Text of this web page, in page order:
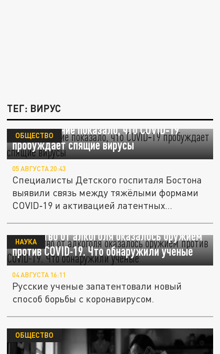
ТЕГ: ВИРУС
Исследование показало, что COVID‑19
пробуждает спящие вирусы
ОБЩЕСТВО
05 АВГУСТА 20:43
Специалисты Детского госпиталя Бостона
выявили связь между тяжёлыми формами
COVID‑19 и активацией латентных...
Лекарство от алкоголя оказалось оружием
против COVID-19. Что обнаружили ученые
НАУКА
04 АВГУСТА 16:11
Русские ученые запатентовали новый
способ борьбы с коронавирусом.
ОБЩЕСТВО